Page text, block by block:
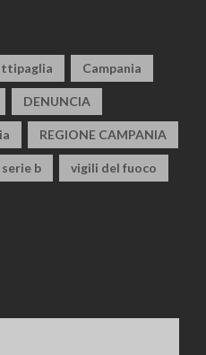
Campania
DENUNCIA
REGIONE CAMPANIA
serie b vigili del fuoco